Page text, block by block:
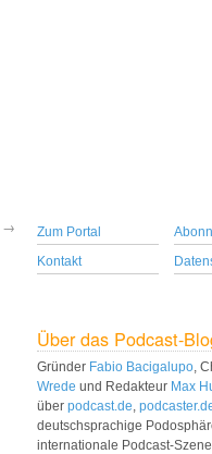
→ Zum Portal
Kontakt
Über das Podcast-
Gründer Fabio Bacigalupo,
Wrede und Redakteur Max
über podcast.de,
deutschsprachige
internationale Podcast-